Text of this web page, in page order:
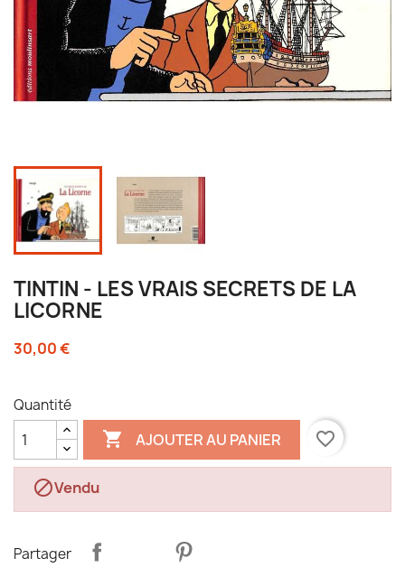
TINTIN - LES VRAIS SECRETS DE LA
LICORNE
30,00 €
Quantité
 AJOUTER AU PANIER favorite_border
Vendu
Partager